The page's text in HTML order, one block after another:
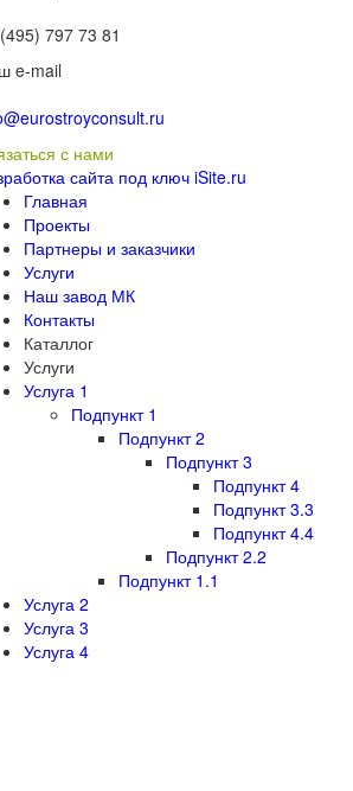
797 73 81
e-mail
с нами
сайта под ключ iSite.ru
Главная
Проекты
Партнеры и заказчики
Услуги
Наш завод МК
Контакты
Каталлог
Услуги
Услуга 1
Подпункт 1
Подпункт 2
Подпункт 3
Подпункт 4
Подпункт 3.3
Подпункт 4.4
Подпункт 2.2
Подпункт 1.1
Услуга 2
Услуга 3
Услуга 4